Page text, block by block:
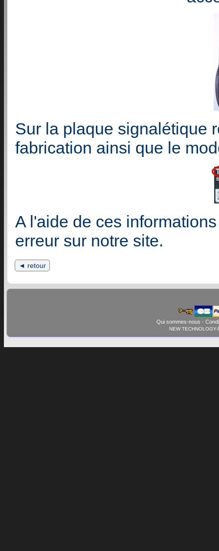
Sur la plaque signalétique
fabrication ainsi que le
A l'aide de ces
erreur sur notre site.
◄ retour
Qui sommes-nous -
NEW